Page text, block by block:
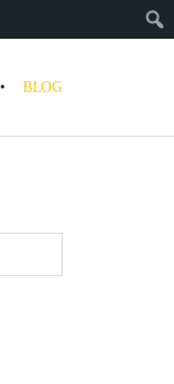
BLOG